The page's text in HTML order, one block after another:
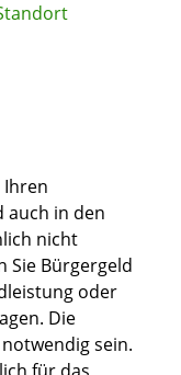
Ihren
auch in den
nicht
Sie Bürgergeld
oder
Die
sein.